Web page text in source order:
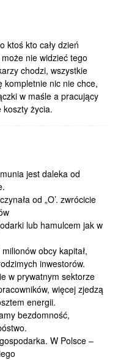
ktoś kto cały dzień
nie widzieć tego
chodzi, wszystkie
kompletnie nic nie chce,
w maśle a pracujący
koszty życia.
jest daleka od
od „O’. zwrócicie
lub hamulcem jak w
obcy kapitał,
inwestorów.
w prywatnym sektorze
więcej zjedzą
energii.
bezdomność,
W Polsce –